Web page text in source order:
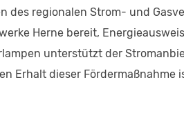
regionalen Strom- und
Herne bereit,
unterstützt der
Erhalt dieser